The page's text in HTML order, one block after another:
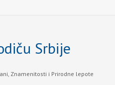
Srbije
Znamenitosti i Prirodne lepote